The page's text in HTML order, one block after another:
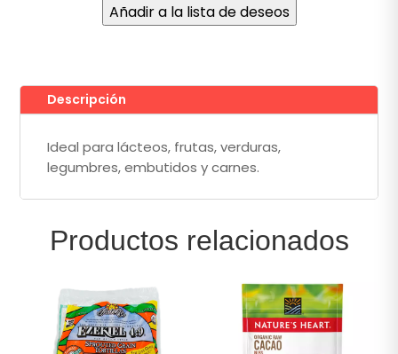
Añadir a la lista de deseos
Descripción
Ideal para lácteos, frutas, verduras,
legumbres, embutidos y carnes.
Productos relacionados